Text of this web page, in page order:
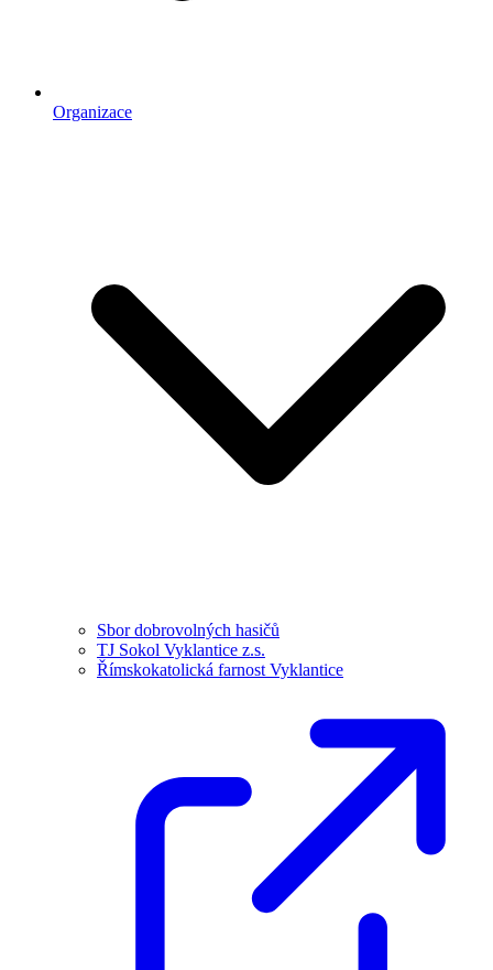
Organizace
Sbor dobrovolných hasičů
TJ Sokol Vyklantice z.s.
Římskokatolická farnost Vyklantice